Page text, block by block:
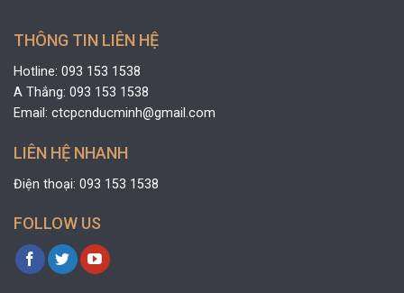
THÔNG TIN LIÊN HỆ
Hotline: 093 153 1538
A Thắng: 093 153 1538
Email: ctcpcnducminh@gmail.com
LIÊN HỆ NHANH
Điện thoại: 093 153 1538
FOLLOW US